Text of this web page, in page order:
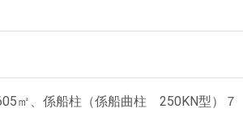
㎥、係船柱（係船曲柱 250KN型）７